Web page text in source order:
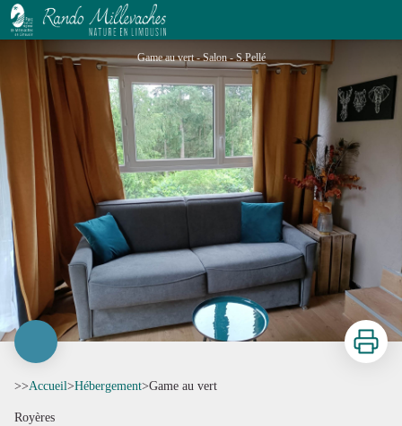
Game au vert
Game au vert - Salon - S.Pellé
Imprimer
>>Accueil>Hébergement>Game au vert
Royères